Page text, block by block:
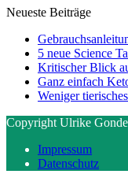
Neueste Beiträge
5 neue Science
Kritischer Blick
Ganz einfach
Weniger
Copyright Ulrike
Impressum
Datenschutz